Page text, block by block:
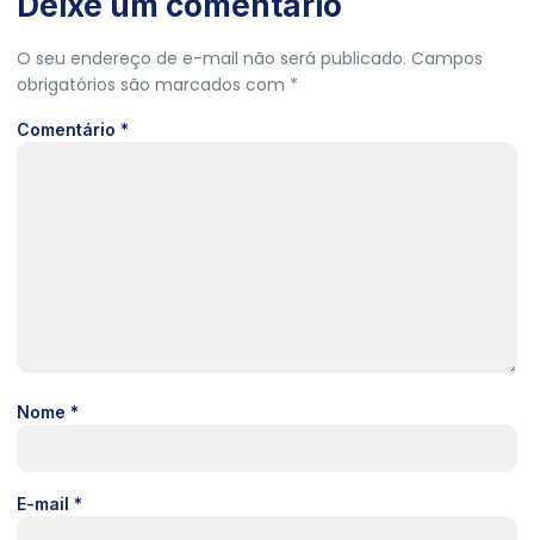
O seu endereço de e-mail não será publicado. Campos
obrigatórios são marcados com *
Comentário *
Nome *
E-mail *